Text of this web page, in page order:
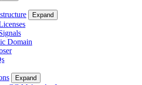
Expand
Domain
Expand